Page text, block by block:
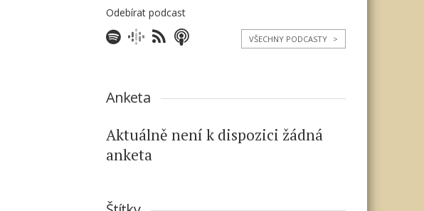
Odebírat podcast
VŠECHNY PODCASTY >
Anketa
Aktuálně není k dispozici žádná
anketa